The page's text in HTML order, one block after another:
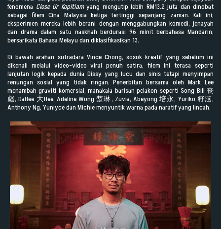
fenomena Close Ur Kopitiamyang mengutip lebih RM13.2 juta dan dinobat
sebagai filem Cina Malaysia ketiga tertinggi sepanjang zaman. Kali ini,
eksperimen mereka lebih berani dengan menggabungkan komedi, jenayah
dan drama dalam satu naskhah berdurasi 96 minit berbahasa Mandarin,
bersarikata Bahasa Melayu dan diklasifikasikan 13.
Di bawah arahan sutradara Vince Chong, sosok kreatif yang sebelum ini
dikenali melalui video-video viral penuh satira, filem ini terasa seperti
lanjutan logik kepada dunia Dissy yang lucu dan sinis tetapi menyimpan
renungan sosial yang tidak ringan. Penerbitan bersama oleh Mark Lee
menambah graviti komersial, manakala barisan pelakon seperti Song Bill 丧
彪, DaHee 大Hee, Adeline Wong 楚琳, Zuvia, Abeyong 培永, Yuriko 籽涵,
Anthony Ng, Yuniyce dan Michie menyuntik warna pada naratif yang lincah.